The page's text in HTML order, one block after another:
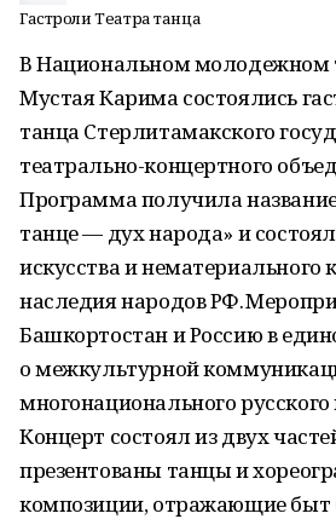
Гастроли Театра танца
В Национальном молодежном
Мустая Карима состоялись
танца Стерлитамакского
театрально-концертного
Программа получила
танце — дух народа» и
искусства и нематериального
наследия народов РФ.
Башкортостан и Россию в
о межкультурной
многонационального
Концерт состоял из двух
презентованы танцы и
композиции, отражающие быт